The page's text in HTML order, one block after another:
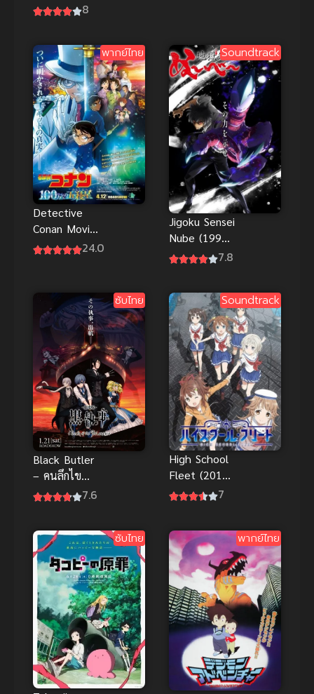
1 (2009) 8
พากย์ไทย
Detective
Conan Movie
27 : ปริศนา
ไทย
24.0
Soundtrack
Jigoku Sensei
Nube (1996)
มืออสูรล่า 7.8
ซับไทย
Black Butler
– คนลึกไข
ปริศนาลับ เด
Atlantic ซับ
ไทย
7.6
Soundtrack
High School
Fleet (2016)
เรือเดินสมุทร
7
ซับไทย พากย์ไทย